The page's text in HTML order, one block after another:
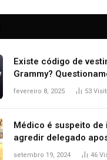
Existe código de
Grammy?
após Bianca Censori,
fevereiro 8, 2025 53
Médico é suspeito
agredir delegado
durante confusão no
setembro 19, 2024 46